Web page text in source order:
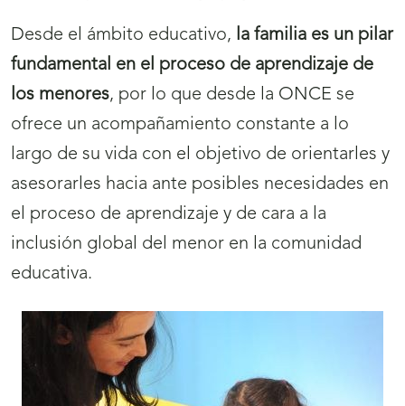
Desde el ámbito educativo, la familia es un pilar
fundamental en el proceso de aprendizaje de
los menores, por lo que desde la ONCE se
ofrece un acompañamiento constante a lo
largo de su vida con el objetivo de orientarles y
asesorarles hacia ante posibles necesidades en
el proceso de aprendizaje y de cara a la
inclusión global del menor en la comunidad
educativa.